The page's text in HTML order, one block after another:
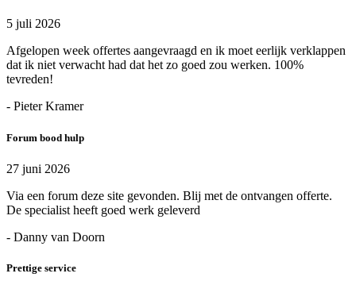
5 juli 2026
Afgelopen week offertes aangevraagd en ik moet eerlijk verklappen
dat ik niet verwacht had dat het zo goed zou werken. 100%
tevreden!
- Pieter Kramer
Forum bood hulp
27 juni 2026
Via een forum deze site gevonden. Blij met de ontvangen offerte.
De specialist heeft goed werk geleverd
- Danny van Doorn
Prettige service